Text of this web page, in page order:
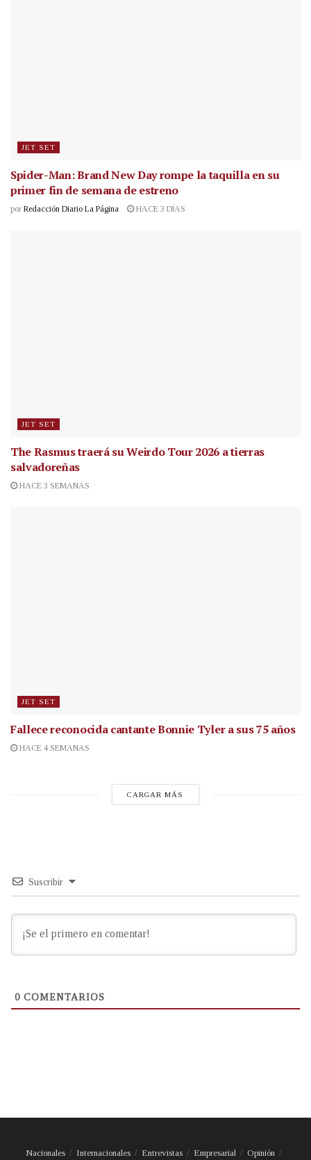
JET SET
Spider-Man: Brand New Day rompe la taquilla en su
primer fin de semana de estreno
por Redacción Diario La Página HACE 3 DÍAS
JET SET
The Rasmus traerá su Weirdo Tour 2026 a tierras
salvadoreñas
HACE 3 SEMANAS
JET SET
Fallece reconocida cantanteBonnie Tyler a sus 75 años
HACE 4 SEMANAS
CARGAR MÁS
Suscribir
0 COMENTARIOS
Nacionales Internacionales Entrevistas Empresarial Opinión